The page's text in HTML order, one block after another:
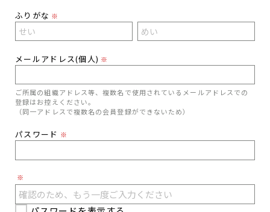
ふりがな ※
メールアドレス(個人) ※
ご所属の組織アドレス等、複数名で使用されているメールアドレスでの
登録はお控えください。
（同一アドレスで複数名の会員登録ができないため）
パスワード ※
※